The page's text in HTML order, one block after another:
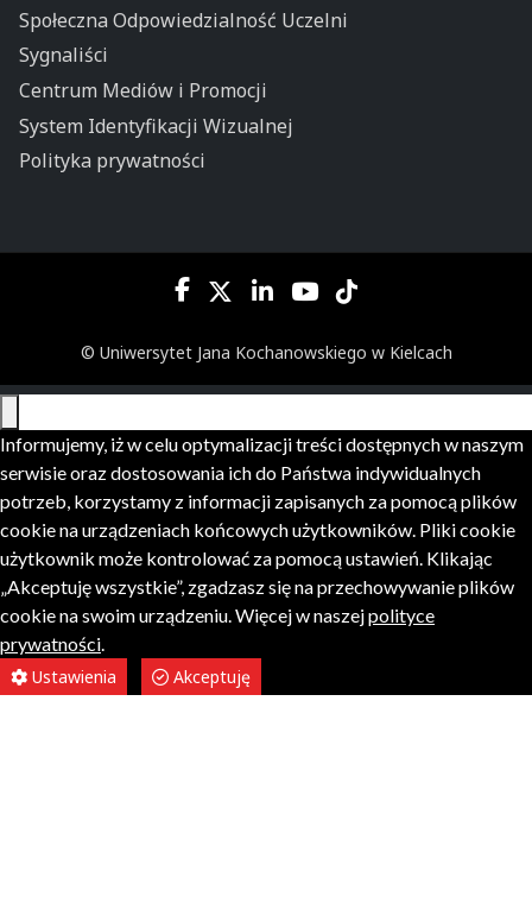
Społeczna Odpowiedzialność Uczelni
Sygnaliści
Centrum Mediów i Promocji
System Identyfikacji Wizualnej
Polityka prywatności
© Uniwersytet Jana Kochanowskiego w Kielcach
Informujemy, iż w celu optymalizacji treści dostępnych w naszym
serwisie oraz dostosowania ich do Państwa indywidualnych
potrzeb, korzystamy z informacji zapisanych za pomocą plików
cookie na urządzeniach końcowych użytkowników. Pliki cookie
użytkownik może kontrolować za pomocą ustawień. Klikając
„Akceptuję wszystkie”, zgadzasz się na przechowywanie plików
cookie na swoim urządzeniu. Więcej w naszejpolityce
prywatności.
Ustawienia
Akceptuję